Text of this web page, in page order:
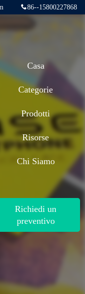
86--15800227868
Casa
Categorie
Prodotti
Risorse
Chi Siamo
Richiedi un
preventivo